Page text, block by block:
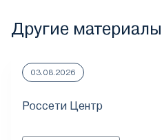
Другие материалы
03.08.2026
Россети Центр